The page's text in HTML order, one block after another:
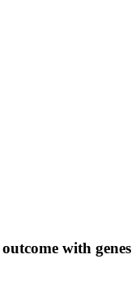
with genes